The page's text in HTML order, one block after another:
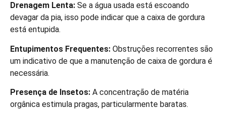
Drenagem Lenta: Se a água usada está escoando
devagar da pia, isso pode indicar que a caixa de gordura
está entupida.
Entupimentos Frequentes: Obstruções recorrentes são
um indicativo de que a manutenção de caixa de gordura é
necessária.
Presença de Insetos: A concentração de matéria
orgânica estimula pragas, particularmente baratas.